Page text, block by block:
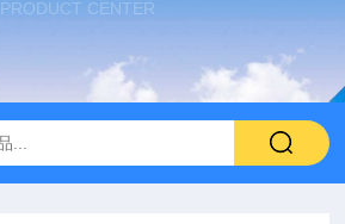
PRODUCT CENTER